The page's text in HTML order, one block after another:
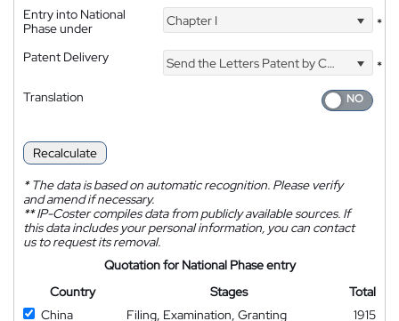
Entry into National
Phase under
Chapter I *
Patent Delivery Send the Letters Patent by Courier
*
Translation
Recalculate
*The data is based on automatic recognition. Please verify
and amend if necessary.
**IP-Coster compiles data from publicly available sources. If
this data includes your personal information, you can contact
us to request its removal.
Quotation for National Phase entry
Country
Stages
Total
China
Filing, Examination, Granting 1915